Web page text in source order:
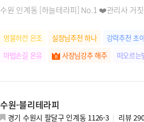
수원 인계동 [하늘테라피] No.1 ❤️관리사 거
명불허전 은조 실장님추천 하나 강력추천 초
마법손길 온유
사장님강추 해주 떠오르는
수원-블리테라피
경기 수원시 팔달구 인계동 1126-3 리뷰